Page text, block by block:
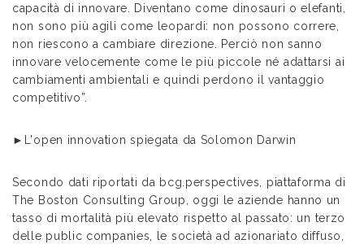
capacità di innovare. Diventano come dinosauri o elefanti,
non sono più agili come leopardi: non possono correre,
non riescono a cambiare direzione. Perciò non sanno
innovare velocemente come le più piccole né adattarsi ai
cambiamenti ambientali e quindi perdono il vantaggio
competitivo”.
►L'open innovation spiegata da Solomon Darwin
Secondo dati riportati da bcg.perspectives, piattaforma di
The Boston Consulting Group, oggi le aziende hanno un
tasso di mortalità più elevato rispetto al passato: un terzo
delle public companies, le società ad azionariato diffuso,